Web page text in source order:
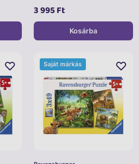
3 995 Ft
Kosárba
Saját márkás